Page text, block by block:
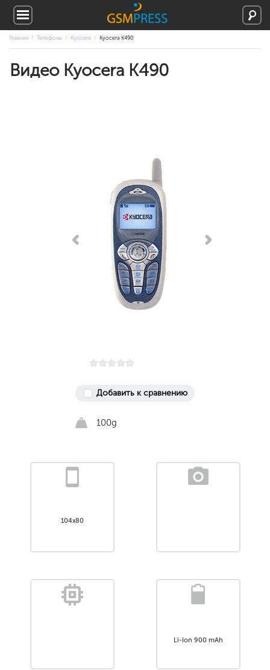
Главная Телефоны Kyocera Kyocera K490
Видео Kyocera K490
Добавить к сравнению
100g
104x80
Li-Ion 900 mAh